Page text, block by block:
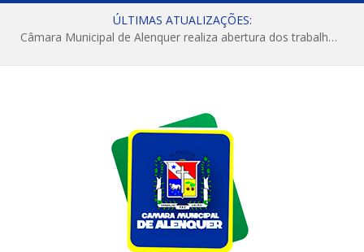
ÚLTIMAS ATUALIZAÇÕES:
Câmara Municipal de Alenquer realiza abertura dos trabalhos do 4º Período Legislativo